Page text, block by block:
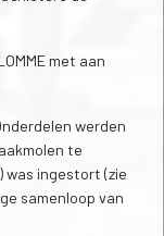
met aan
werden
te
was ingestort (zie
samenloop van